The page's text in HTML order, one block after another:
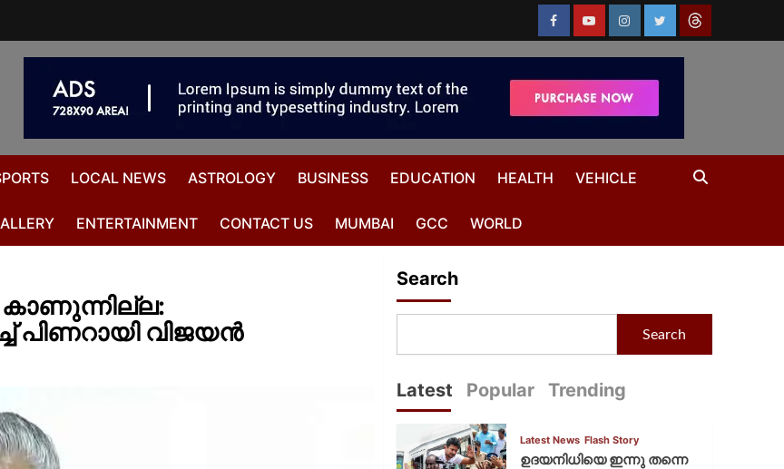
LOCAL NEWS ASTROLOGY BUSINESS EDUCATION HEALTH VEHICLE
ENTERTAINMENT CONTACT US MUMBAI GCC WORLD
പിണറായി വിജയൻ
Search
Search
Latest Popular Trending
Latest News Flash Story
ഉദയനിധിയെ ഇന്നു തന്നെ